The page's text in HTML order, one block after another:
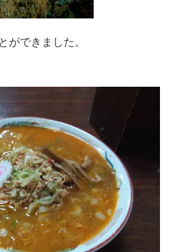
ができました。